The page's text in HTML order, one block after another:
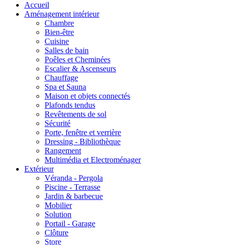
Accueil
Aménagement intérieur
Chambre
Bien-être
Cuisine
Salles de bain
Poêles et Cheminées
Escalier & Ascenseurs
Chauffage
Spa et Sauna
Maison et objets connectés
Plafonds tendus
Revêtements de sol
Sécurité
Porte, fenêtre et verrière
Dressing - Bibliothèque
Rangement
Multimédia et Electroménager
Extérieur
Véranda - Pergola
Piscine - Terrasse
Jardin & barbecue
Mobilier
Solution
Portail - Garage
Clôture
Store